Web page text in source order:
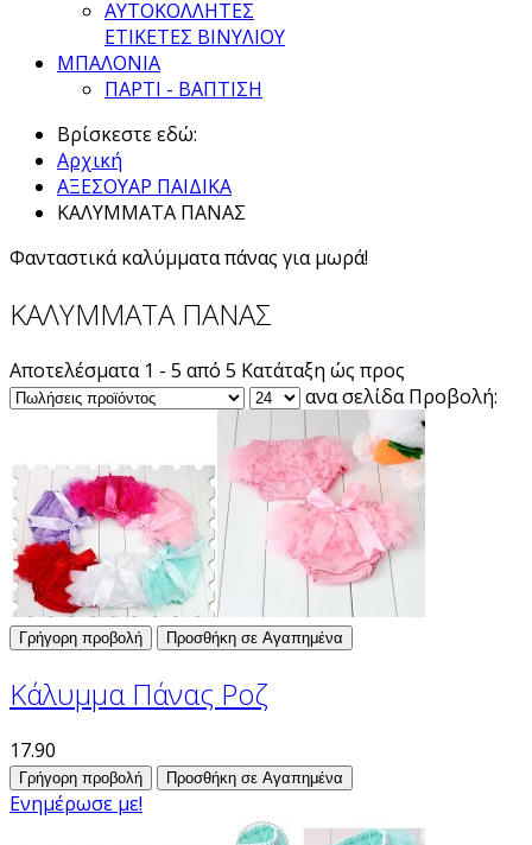
ΑΥΤΟΚΟΛΛΗΤΕΣ
ΕΤΙΚΕΤΕΣ ΒΙΝΥΛΙΟΥ
ΜΠΑΛΟΝΙΑ
ΠΑΡΤΙ - ΒΑΠΤΙΣΗ
Βρίσκεστε εδώ:
Αρχική
ΑΞΕΣΟΥΑΡ ΠΑΙΔΙΚΑ
ΚΑΛΥΜΜΑΤΑ ΠΑΝΑΣ
Φανταστικά καλύμματα πάνας για μωρά!
ΚΑΛΥΜΜΑΤΑ ΠΑΝΑΣ
Αποτελέσματα 1 - 5 από 5 Κατάταξη ώς προς
ανα σελίδα Προβολή:
Γρήγορη προβολή Προσθήκη σε Αγαπημένα
Κάλυμμα Πάνας Ροζ
17.90
Γρήγορη προβολή Προσθήκη σε Αγαπημένα
Ενημέρωσε με!